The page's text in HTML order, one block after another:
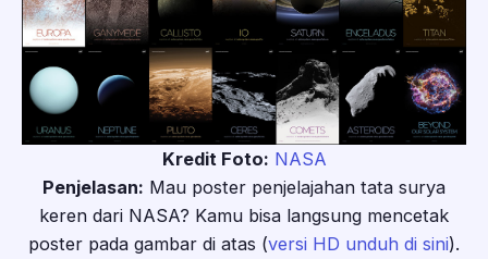
Kredit Foto: NASA
Penjelasan: Mau poster penjelajahan tata surya
keren dari NASA? Kamu bisa langsung mencetak
poster pada gambar di atas (versi HD unduh di sini).